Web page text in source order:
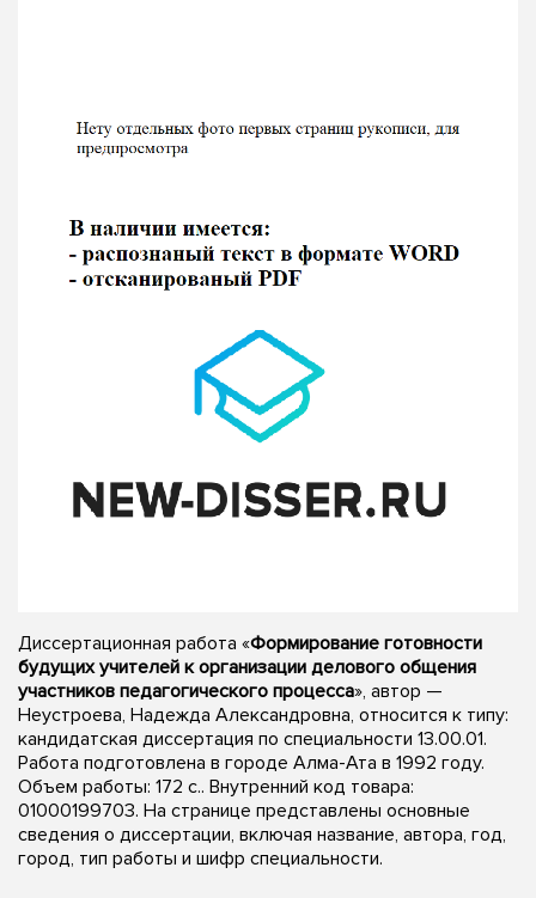
Диссертационная работа «Формирование готовности
будущих учителей к организации делового общения
участников педагогического процесса», автор —
Неустроева, Надежда Александровна, относится к типу:
кандидатская диссертация по специальности 13.00.01.
Работа подготовлена в городе Алма-Ата в 1992 году.
Объем работы: 172 с.. Внутренний код товара:
01000199703. На странице представлены основные
сведения о диссертации, включая название, автора, год,
город, тип работы и шифр специальности.